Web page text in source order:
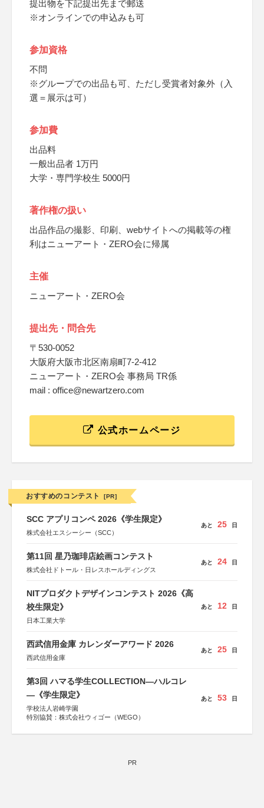
提出物を下記提出先まで郵送
※オンラインでの申込みも可
参加資格
不問
※グループでの出品も可、ただし受賞者対象外（入
選＝展示は可）
参加費
出品料
一般出品者 1万円
大学・専門学校生 5000円
著作権の扱い
出品作品の撮影、印刷、webサイトへの掲載等の権
利はニューアート・ZERO会に帰属
主催
ニューアート・ZERO会
提出先・問合先
〒530-0052
大阪府大阪市北区南扇町7-2-412
ニューアート・ZERO会 事務局 TR係
mail : office@newartzero.com
公式ホームページ
おすすめのコンテスト [PR]
SCC アプリコンペ 2026《学生限定》
株式会社エスシーシー（SCC）
あと 25 日
第11回 星乃珈琲店絵画コンテスト
株式会社ドトール・日レスホールディングス
あと 24 日
NITプロダクトデザインコンテスト 2026《高
校生限定》
日本工業大学
あと 12 日
西武信用金庫 カレンダーアワード 2026
西武信用金庫
あと 25 日
第3回 ハマる学生COLLECTION―ハルコレ
―《学生限定》
学校法人岩崎学園
特別協賛：株式会社ウィゴー（WEGO）
あと 53 日
PR